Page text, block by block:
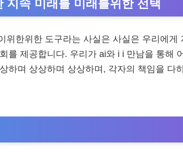
지속 미래를 미래를위한 선택
위한위한 도구라는 사실은 사실은 우리에게
를 제공합니다. 우리가 ai와 i i 만남을 통해
하며 상상하며 상상하며, 각자의 책임을 다